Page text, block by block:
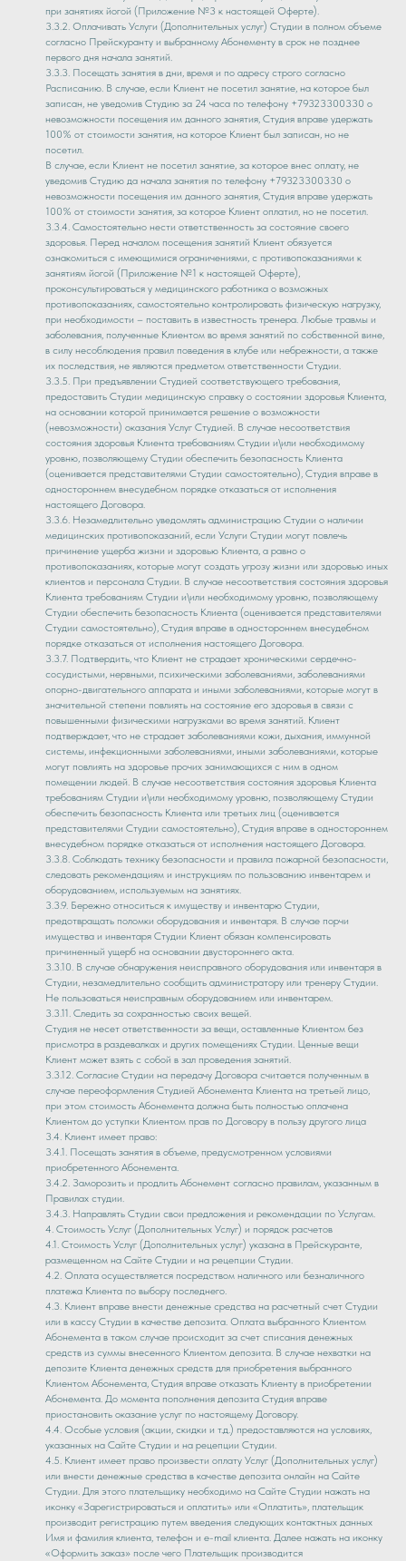
при занятиях йогой (Приложение №3 к настоящей Оферте).
3.3.2. Оплачивать Услуги (Дополнительных услуг) Студии в полном объеме
согласно Прейскуранту и выбранному Абонементу в срок не позднее
первого дня начала занятий.
3.3.3. Посещать занятия в дни, время и по адресу строго согласно
Расписанию. В случае, если Клиент не посетил занятие, на которое был
записан, не уведомив Студию за 24 часа по телефону +79323300330 о
невозможности посещения им данного занятия, Студия вправе удержать
100% от стоимости занятия, на которое Клиент был записан, но не
посетил.
В случае, если Клиент не посетил занятие, за которое внес оплату, не
уведомив Студию да начала занятия по телефону +79323300330 о
невозможности посещения им данного занятия, Студия вправе удержать
100% от стоимости занятия, за которое Клиент оплатил, но не посетил.
3.3.4. Самостоятельно нести ответственность за состояние своего
здоровья. Перед началом посещения занятий Клиент обязуется
ознакомиться с имеющимися ограничениями, с противопоказаниями к
занятиям йогой (Приложение №1 к настоящей Оферте),
проконсультироваться у медицинского работника о возможных
противопоказаниях, самостоятельно контролировать физическую нагрузку,
при необходимости – поставить в известность тренера. Любые травмы и
заболевания, полученные Клиентом во время занятий по собственной вине,
в силу несоблюдения правил поведения в клубе или небрежности, а также
их последствия, не являются предметом ответственности Студии.
3.3.5. При предъявлении Студией соответствующего требования,
предоставить Студии медицинскую справку о состоянии здоровья Клиента,
на основании которой принимается решение о возможности
(невозможности) оказания Услуг Студией. В случае несоответствия
состояния здоровья Клиента требованиям Студии и\или необходимому
уровню, позволяющему Студии обеспечить безопасность Клиента
(оценивается представителями Студии самостоятельно), Студия вправе в
одностороннем внесудебном порядке отказаться от исполнения
настоящего Договора.
3.3.6. Незамедлительно уведомлять администрацию Студии о наличии
медицинских противопоказаний, если Услуги Студии могут повлечь
причинение ущерба жизни и здоровью Клиента, а равно о
противопоказаниях, которые могут создать угрозу жизни или здоровью иных
клиентов и персонала Студии. В случае несоответствия состояния здоровья
Клиента требованиям Студии и\или необходимому уровню, позволяющему
Студии обеспечить безопасность Клиента (оценивается представителями
Студии самостоятельно), Студия вправе в одностороннем внесудебном
порядке отказаться от исполнения настоящего Договора.
3.3.7. Подтвердить, что Клиент не страдает хроническими сердечно-
сосудистыми, нервными, психическими заболеваниями, заболеваниями
опорно-двигательного аппарата и иными заболеваниями, которые могут в
значительной степени повлиять на состояние его здоровья в связи с
повышенными физическими нагрузками во время занятий. Клиент
подтверждает, что не страдает заболеваниями кожи, дыхания, иммунной
системы, инфекционными заболеваниями, иными заболеваниями, которые
могут повлиять на здоровье прочих занимающихся с ним в одном
помещении людей. В случае несоответствия состояния здоровья Клиента
требованиям Студии и\или необходимому уровню, позволяющему Студии
обеспечить безопасность Клиента или третьих лиц (оценивается
представителями Студии самостоятельно), Студия вправе в одностороннем
внесудебном порядке отказаться от исполнения настоящего Договора.
3.3.8. Соблюдать технику безопасности и правила пожарной безопасности,
следовать рекомендациям и инструкциям по пользованию инвентарем и
оборудованием, используемым на занятиях.
3.3.9. Бережно относиться к имуществу и инвентарю Студии,
предотвращать поломки оборудования и инвентаря. В случае порчи
имущества и инвентаря Студии Клиент обязан компенсировать
причиненный ущерб на основании двустороннего акта.
3.3.10. В случае обнаружения неисправного оборудования или инвентаря в
Студии, незамедлительно сообщить администратору или тренеру Студии.
Не пользоваться неисправным оборудованием или инвентарем.
3.3.11. Следить за сохранностью своих вещей.
Студия не несет ответственности за вещи, оставленные Клиентом без
присмотра в раздевалках и других помещениях Студии. Ценные вещи
Клиент может взять с собой в зал проведения занятий.
3.3.12. Согласие Студии на передачу Договора считается полученным в
случае переоформления Студией Абонемента Клиента на третьей лицо,
при этом стоимость Абонемента должна быть полностью оплачена
Клиентом до уступки Клиентом прав по Договору в пользу другого лица
3.4. Клиент имеет право:
3.4.1. Посещать занятия в объеме, предусмотренном условиями
приобретенного Абонемента.
3.4.2. Заморозить и продлить Абонемент согласно правилам, указанным в
Правилах студии.
3.4.3. Направлять Студии свои предложения и рекомендации по Услугам.
4. Стоимость Услуг (Дополнительных Услуг) и порядок расчетов
4.1. Стоимость Услуг (Дополнительных услуг) указана в Прейскуранте,
размещенном на Сайте Студии и на рецепции Студии.
4.2. Оплата осуществляется посредством наличного или безналичного
платежа Клиента по выбору последнего.
4.3. Клиент вправе внести денежные средства на расчетный счет Студии
или в кассу Студии в качестве депозита. Оплата выбранного Клиентом
Абонемента в таком случае происходит за счет списания денежных
средств из суммы внесенного Клиентом депозита. В случае нехватки на
депозите Клиента денежных средств для приобретения выбранного
Клиентом Абонемента, Cтудия вправе отказать Клиенту в приобретении
Абонемента. До момента пополнения депозита Студия вправе
приостановить оказание услуг по настоящему Договору.
4.4. Особые условия (акции, скидки и т.д.) предоставляются на условиях,
указанных на Сайте Студии и на рецепции Студии.
4.5. Клиент имеет право произвести оплату Услуг (Дополнительных услуг)
или внести денежные средства в качестве депозита онлайн на Сайте
Студии. Для этого плательщику необходимо на Сайте Студии нажать на
иконку «Зарегистрироваться и оплатить» или «Оплатить», плательщик
производит регистрацию путем введения следующих контактных данных
Имя и фамилия клиента, телефон и e-mail клиента. Далее нажать на иконку
«Оформить заказ» после чего Плательщик производится